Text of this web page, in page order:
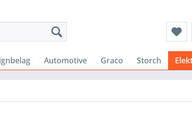
Automotive Graco Storch